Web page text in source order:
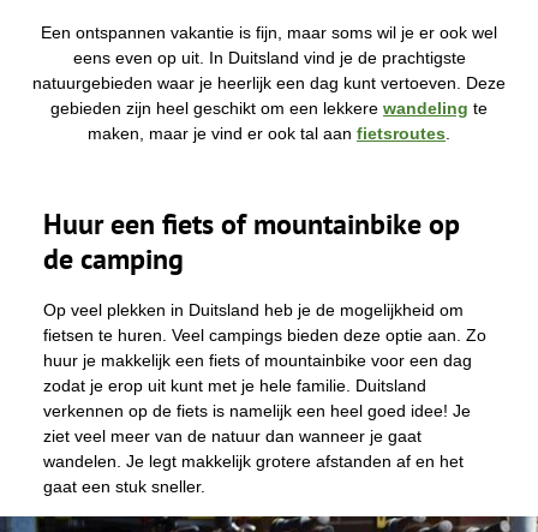
v
n
d
e
Een ontspannen vakantie is fijn, maar soms wil je er ook wel
eens even op uit. In Duitsland vind je de prachtigste
natuurgebieden waar je heerlijk een dag kunt vertoeven. Deze
gebieden zijn heel geschikt om een lekkere wandeling te
maken, maar je vind er ook tal aan fietsroutes
Huur een fiets of mountainbike op
de camping
Op veel plekken in Duitsland heb je de mogelijkheid om
fietsen te huren. Veel campings bieden deze optie aan. Zo
huur je makkelijk een fiets of mountainbike voor een dag
zodat je erop uit kunt met je hele familie. Duitsland
verkennen op de fiets is namelijk een heel goed idee! Je
ziet veel meer van de natuur dan wanneer je gaat
wandelen. Je legt makkelijk grotere afstanden af en het
gaat een stuk sneller.